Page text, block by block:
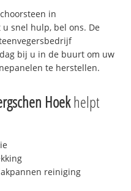
in
snel hulp, bel ons. De
bij u in de buurt om uw
te herstellen.
Hoekhelpt
reiniging